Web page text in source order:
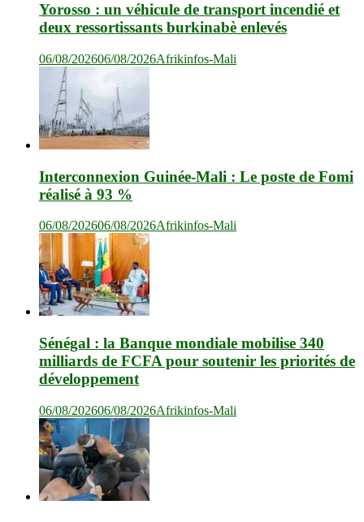
Yorosso : un véhicule de transport incendié et
deux ressortissants burkinabè enlevés
06/08/202606/08/2026Afrikinfos-Mali
Interconnexion Guinée-Mali : Le poste de Fomi
réalisé à 93 %
06/08/202606/08/2026Afrikinfos-Mali
Sénégal : la Banque mondiale mobilise 340
milliards de FCFA pour soutenir les priorités de
développement
06/08/202606/08/2026Afrikinfos-Mali